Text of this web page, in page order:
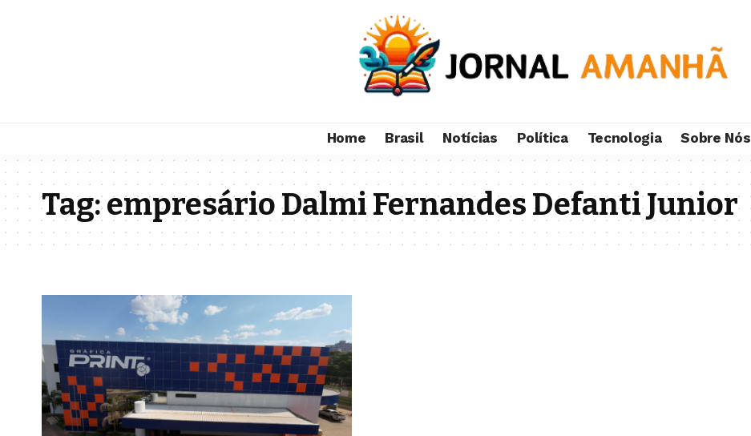
Home Brasil Notícias Política Tecnologia Sobre Nós
Tag:empresário Dalmi Fernandes Defanti Junior